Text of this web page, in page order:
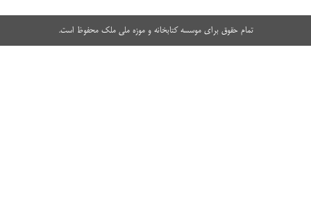
تمام حقوق برای موسسه کتابخانه و موزه ملی ملک محفوظ است.